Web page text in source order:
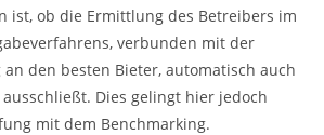
ist, ob die Ermittlung des Betreibers im
verbunden mit der
den besten Bieter, automatisch auch
Dies gelingt hier jedoch
mit dem Benchmarking.